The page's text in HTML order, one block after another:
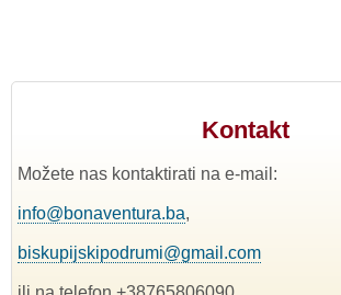
Kontakt
Možete nas kontaktirati na e-mail:
info@bonaventura.ba,
biskupijskipodrumi@gmail.com